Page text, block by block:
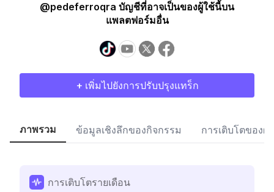
@pedeferroqra บัญชีที่อาจเป็นของผู้ใช้นี้บน
แพลตฟอร์มอื่น
+ เพิ่มไปยังการปรับปรุงแทร็ก
ภาพรวม ข้อมูลเชิงลึกของกิจกรรม การเติบโตของผู้
การเติบโตรายเดือน